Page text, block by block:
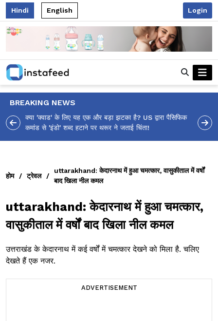
Hindi English Login
BREAKING NEWS
पैसिफिक
आलिया भट्ट का मज़ेदार 'शर्वरी कहाँ है?' पोस्ट, 'अल्फा' टीज़र पर
उठे सवालों का मज़ाकिया जवाब!
होम / ट्रेवल /
uttarakhand: केदारनाथ में हुआ चमत्कार, वासुकीताल में वर्षों
बाद खिला नील कमल
uttarakhand: केदारनाथ में हुआ चमत्कार,
वासुकीताल में वर्षों बाद खिला नील कमल
उत्तराखंड के केदारनाथ में कई वर्षों में चमत्कार देखने को मिला है. चलिए
देखते हैं एक नजर.
ADVERTISEMENT